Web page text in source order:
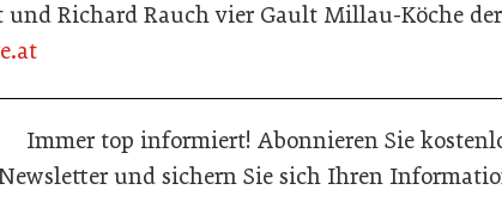
und Richard Rauch vier Gault Millau-Köche
Immer top informiert! Abonnieren Sie
und sichern Sie sich Ihren